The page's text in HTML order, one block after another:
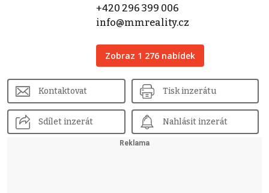
+420 296 399 006
info@mmreality.cz
Zobraz 1 276 nabídek
Kontaktovat Tisk inzerátu
Sdílet inzerát Nahlásit inzerát